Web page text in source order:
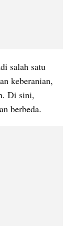
salah satu
keberanian,
Di sini,
berbeda.